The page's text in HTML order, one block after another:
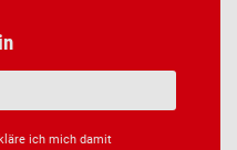
ich mich damit